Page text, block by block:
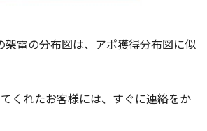
架電の分布図は、アポ獲得分布図に似
てくれたお客様には、すぐに連絡をか